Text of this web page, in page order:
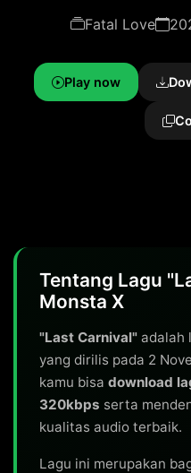
Fatal Love
Play now
Tentang Lagu
Monsta X
"Last Carnival" adalah
yang dirilis pada 2
kamu bisa download
320kbps serta
kualitas audio terbaik.
Lagu ini merupakan